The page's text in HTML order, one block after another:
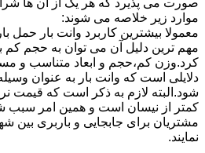
صورت می پذیرد که هر یک از آن ها
موارد زیر خلاصه می شوند:
معمولا بیشترین کاربرد وانت بار
مهم ترین دلیل آن می توان به حجم کم
کرد.وزن کم،حجم و ابعاد متناسب و
دلایلی است که وانت بار به عنوان
شود.البته لازم به ذکر است که قیمت
کمتر از نیسان است و همین امر سبب
مشتریان برای جابجایی و باربری بین
نمایند.